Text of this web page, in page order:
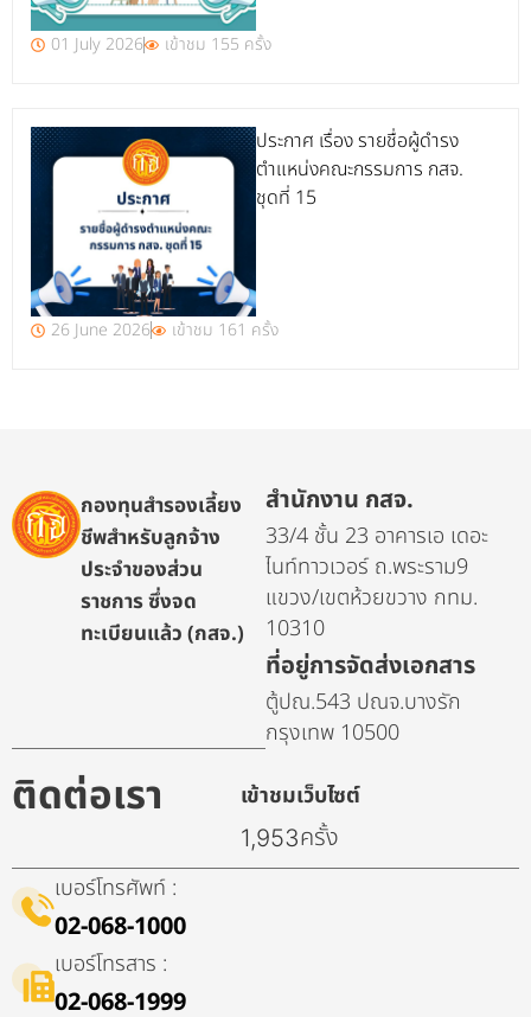
01 July 2026 เข้าชม 155 ครั้ง
ประกาศ เรื่อง รายชื่อผู้ดำรง
ตำแหน่งคณะกรรมการ กสจ.
ชุดที่ 15
26 June 2026 เข้าชม 161 ครั้ง
กองทุนสำรองเลี้ยง
ชีพสำหรับลูกจ้าง
ประจำของส่วน
ราชการ ซึ่งจด
ทะเบียนแล้ว (กสจ.)
สำนักงาน กสจ.
33/4 ชั้น 23 อาคารเอ เดอะ
ไนท์ทาวเวอร์ ถ.พระราม9
แขวง/เขตห้วยขวาง กทม.
10310
ที่อยู่การจัดส่งเอกสาร
ตู้ปณ.543 ปณจ.บางรัก
กรุงเทพ 10500
ติดต่อเรา เข้าชมเว็บไซต์
1,953ครั้ง
เบอร์โทรศัพท์ :
02-068-1000
เบอร์โทรสาร :
02-068-1999